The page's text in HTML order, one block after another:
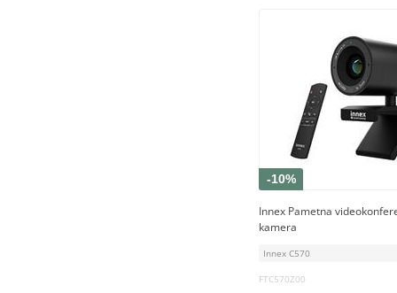
-10%
Innex Pametna
kamera
Innex C570
FTC570Z00